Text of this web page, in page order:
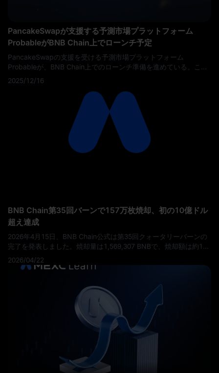
PancakeSwapが支援する予測市場プラットフォーム
ProbableがBNB Chain上でローンチ予定
PancakeSwapの支援を受ける予測市場プラットフォーム
Probableが、BNB Chain上でのローンチ準備を進めている。この
プラットフォームは、PancakeSwapの確立されたユーザーベース
とインフラストラクチャを活用し、ブロックチェーン業界で最も
活発なエコシステムの1つに分散型予測市場機能をもたらす予定
2025/12/16
BNB Chain第35回バーンで157万枚焼却、初の10億ドル
超え達成
2026年4月15日、BNB Chain公式は第35回クォータリーバーンの
完了を発表しました。焼却量は1,569,307 BNBで、焼却額は約10
億2,000万ドルに達し、四半期バーンとして初めて10億ドルの大台
を超えました。
2026/04/22